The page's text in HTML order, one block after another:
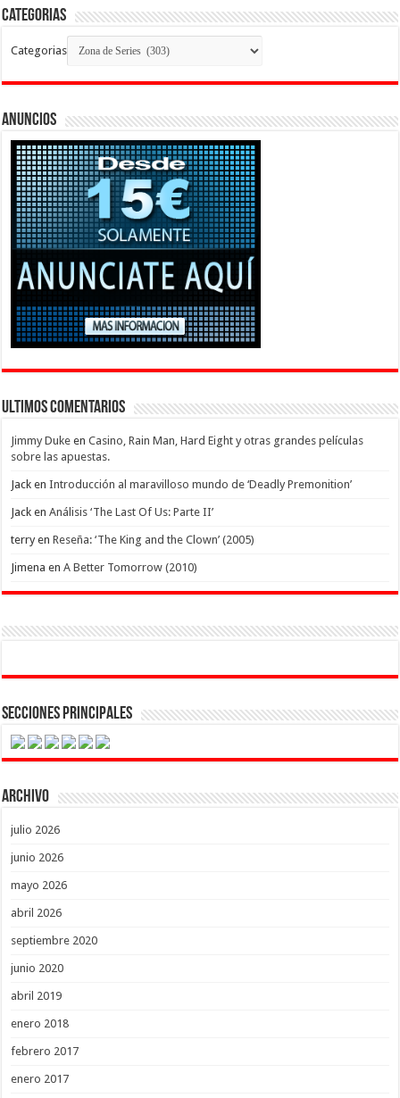
Categorias
Categorias
Anuncios
Ultimos Comentarios
Jimmy Duke enCasino, Rain Man, Hard Eight y otras grandes películas
sobre las apuestas.
Jack enIntroducción al maravilloso mundo de ‘Deadly Premonition’
Jack enAnálisis ‘The Last Of Us: Parte II’
terryenReseña: ‘The King and the Clown’ (2005)
Jimena enA Better Tomorrow (2010)
Secciones Principales
Archivo
julio 2026
junio 2026
mayo 2026
abril 2026
septiembre 2020
junio 2020
abril 2019
enero 2018
febrero 2017
enero 2017